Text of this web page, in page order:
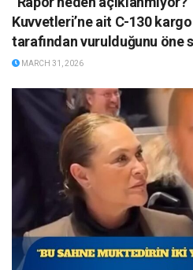
Kuvvetleri’ne ait C-130 kargo
tarafından vurulduğunu öne
MARCH 31, 2026